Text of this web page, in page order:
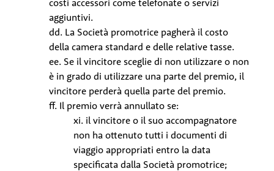
costi accessori come telefonate o servizi
aggiuntivi.
dd. La Società promotrice pagherà il costo
della camera standard e delle relative tasse.
ee. Se il vincitore sceglie di non utilizzare o non
è in grado di utilizzare una parte del premio, il
vincitore perderà quella parte del premio.
ff. Il premio verrà annullato se:
xi. il vincitore o il suo accompagnatore
non ha ottenuto tutti i documenti di
viaggio appropriati entro la data
specificata dalla Società promotrice;